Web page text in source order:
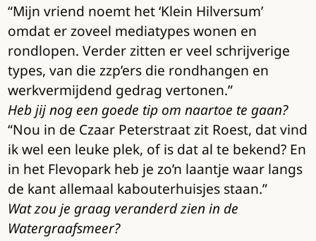
“Mijn vriend noemt het ‘Klein Hilversum’
omdat er zoveel mediatypes wonen en
rondlopen. Verder zitten er veel schrijverige
types, van die zzp’ers die rondhangen en
werkvermijdend gedrag vertonen.”
Heb jij nog een goede tip om naartoe te gaan?
“Nou in de Czaar Peterstraat zit Roest, dat vind
ik wel een leuke plek, of is dat al te bekend? En
in het Flevopark heb je zo’n laantje waar langs
de kant allemaal kabouterhuisjes staan.”
Wat zou je graag veranderd zien in de
Watergraafsmeer?